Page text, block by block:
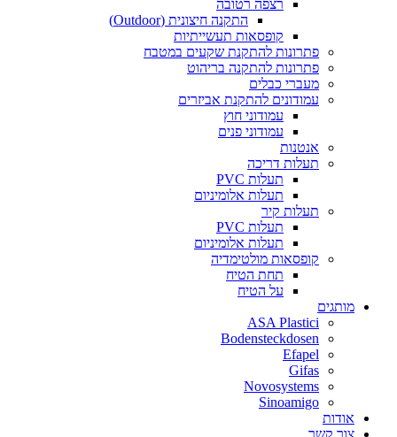
רצפה רטובה
התקנה חיצונית (Outdoor)
קופסאות תעשייתיות
פתרונות להתקנת שקעים במטבח
פתרונות להתקנה בריהוט
מעברי כבלים
עמודונים להתקנת אביזרים
עמודוני חוץ
עמודוני פנים
אנטנות
תעלות דריכה
תעלות PVC
תעלות אלומיניום
תעלות קיר
תעלות PVC
תעלות אלומיניום
קופסאות מולטימדיה
תחת הטיח
על הטיח
מותגים
ASA Plastici
Bodensteckdosen
Efapel
Gifas
Novosystems
Sinoamigo
אודות
צור קשר